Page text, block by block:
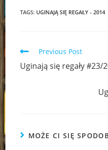
TAGS: UGINAJĄ SIĘ REGAŁY - 2014
Read
articles
Previous Post
Uginają się regały #23/
MOŻE CI SIĘ